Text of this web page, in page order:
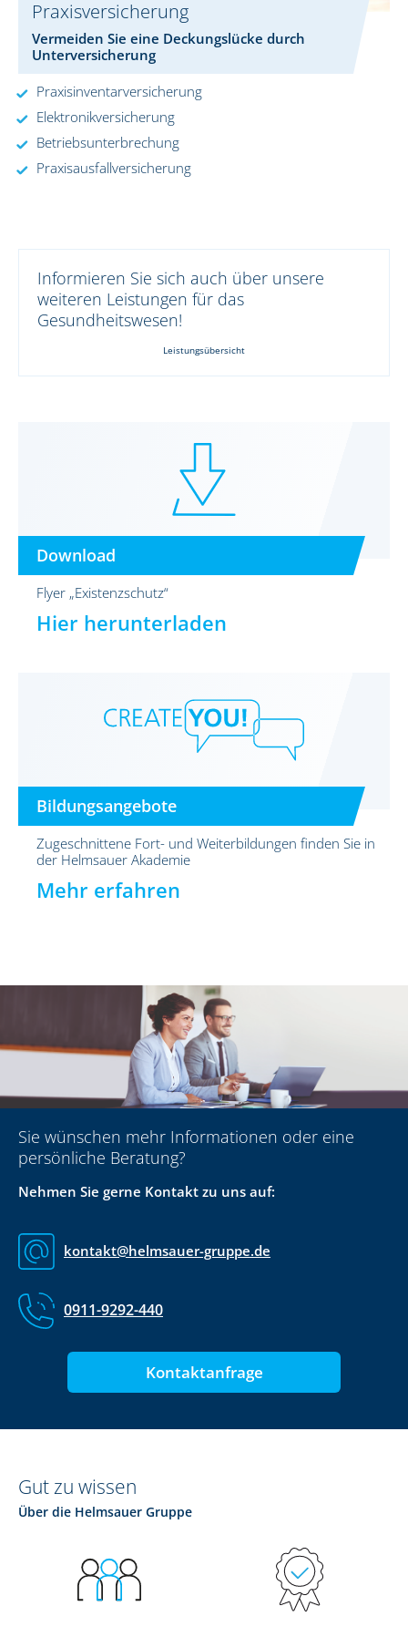
Praxisversicherung
Vermeiden Sie eine Deckungslücke durch
Unterversicherung
Praxisinventarversicherung
Elektronikversicherung
Betriebsunterbrechung
Praxisausfallversicherung
Informieren Sie sich auch über unsere
weiteren Leistungen für das
Gesundheitswesen!
Leistungsübersicht
Download
Flyer „Existenzschutz“
Hier herunterladen
Bildungsangebote
Zugeschnittene Fort- und Weiterbildungen finden Sie in
der Helmsauer Akademie
Mehr erfahren
Sie wünschen mehr Informationen oder eine
persönliche Beratung?
Nehmen Sie gerne Kontakt zu uns auf:
kontakt@helmsauer-gruppe.de
0911-9292-440
Kontaktanfrage
Gut zu wissen
Über die Helmsauer Gruppe